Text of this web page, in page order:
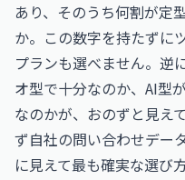
あり、そのうち何割が定
か。この数字を持たずに
プランも選べません。逆
オ型で十分なのか、AI型
なのかが、おのずと見え
ず自社の問い合わせデー
に見えて最も確実な選び方